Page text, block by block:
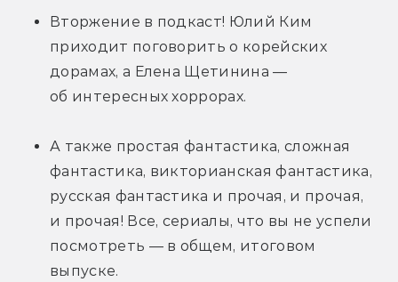
Вторжение в подкаст! Юлий Ким
приходит поговорить о корейских
дорамах, а Елена Щетинина —
об интересных хоррорах.
А также простая фантастика, сложная
фантастика, викторианская фантастика,
русская фантастика и прочая, и прочая,
и прочая! Все, сериалы, что вы не успели
посмотреть — в общем, итоговом
выпуске.